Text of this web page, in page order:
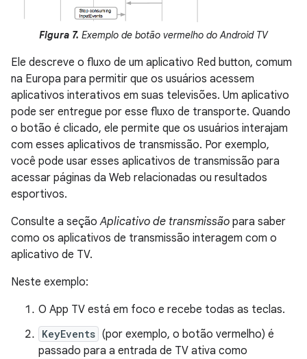
Figura 7. Exemplo de botão vermelho do Android TV
Ele descreve o fluxo de um aplicativo Red button, comum
na Europa para permitir que os usuários acessem
aplicativos interativos em suas televisões. Um aplicativo
pode ser entregue por esse fluxo de transporte. Quando
o botão é clicado, ele permite que os usuários interajam
com esses aplicativos de transmissão. Por exemplo,
você pode usar esses aplicativos de transmissão para
acessar páginas da Web relacionadas ou resultados
esportivos.
Consulte a seçãoAplicativo de transmissão para saber
como os aplicativos de transmissão interagem com o
aplicativo de TV.
Neste exemplo:
O App TV está em foco e recebe todas as teclas.
KeyEvents (por exemplo, o botão vermelho) é
passado para a entrada de TV ativa como